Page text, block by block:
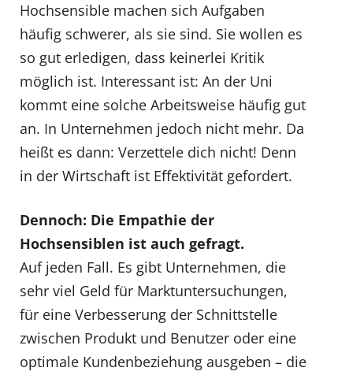
Hochsensible machen sich Aufgaben
häufig schwerer, als sie sind. Sie wollen es
so gut erledigen, dass keinerlei Kritik
möglich ist. Interessant ist: An der Uni
kommt eine solche Arbeitsweise häufig gut
an. In Unternehmen jedoch nicht mehr. Da
heißt es dann: Verzettele dich nicht! Denn
in der Wirtschaft ist Effektivität gefordert.
Dennoch: Die Empathie der
Hochsensiblen ist auch gefragt.
Auf jeden Fall. Es gibt Unternehmen, die
sehr viel Geld für Marktuntersuchungen,
für eine Verbesserung der Schnittstelle
zwischen Produkt und Benutzer oder eine
optimale Kundenbeziehung ausgeben – die